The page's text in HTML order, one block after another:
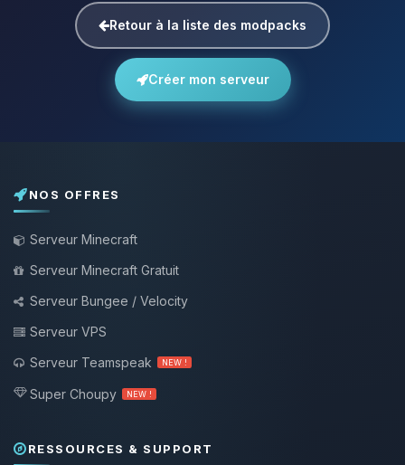
Retour à la liste des modpacks
Créer mon serveur
NOS OFFRES
Serveur Minecraft
Serveur Minecraft Gratuit
Serveur Bungee / Velocity
Serveur VPS
Serveur Teamspeak
NEW !
Super Choupy NEW !
RESSOURCES & SUPPORT